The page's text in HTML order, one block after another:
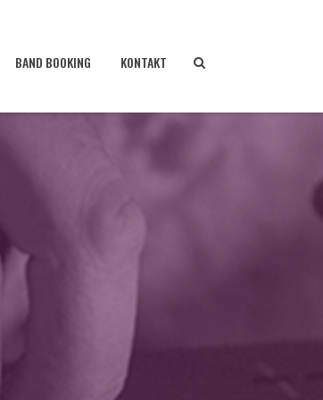
BAND BOOKING KONTAKT